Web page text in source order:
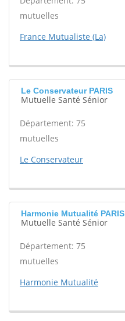
mutuelles
France Mutualiste (La)
Le Conservateur PARIS
Mutuelle Santé Sénior
Département: 75
mutuelles
Le Conservateur
Harmonie Mutualité PARIS
Mutuelle Santé Sénior
Département: 75
mutuelles
Harmonie Mutualité